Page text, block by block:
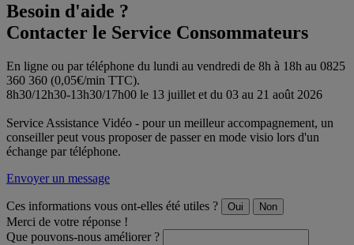
Besoin d'aide ?
Contacter le Service Consommateurs
En ligne ou par téléphone du lundi au vendredi de 8h à 18h au 0825
360 360 (0,05€/min TTC).
8h30/12h30-13h30/17h00 le 13 juillet et du 03 au 21 août 2026
Service Assistance Vidéo - pour un meilleur accompagnement, un
conseiller peut vous proposer de passer en mode visio lors d'un
échange par téléphone.
Envoyer un message
Ces informations vous ont-elles été utiles ? Oui Non
Merci de votre réponse !
Que pouvons-nous améliorer ?